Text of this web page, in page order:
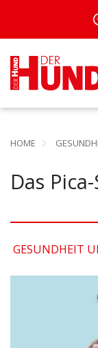
HOME
Das
GESUNDHEIT